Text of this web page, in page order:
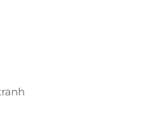
một lần “nạp lại năng
vận động hợp lý sẽ giải
giúp tâm trạng cải
sát sao từ PT, bạn sẽ
điều nhỏ nhất: nhịp